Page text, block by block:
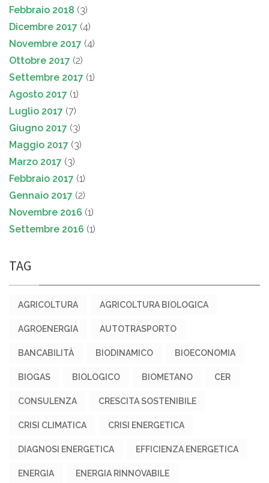
Febbraio 2018 (3)
Dicembre 2017 (4)
Novembre 2017 (4)
Ottobre 2017 (2)
Settembre 2017 (1)
Agosto 2017 (1)
Luglio 2017 (7)
Giugno 2017 (3)
Maggio 2017 (3)
Marzo 2017 (3)
Febbraio 2017 (1)
Gennaio 2017 (2)
Novembre 2016 (1)
Settembre 2016 (1)
TAG
AGRICOLTURA AGRICOLTURA BIOLOGICA
AGROENERGIA AUTOTRASPORTO
BANCABILITÀ BIODINAMICO BIOECONOMIA
BIOGAS BIOLOGICO BIOMETANO CER
CONSULENZA CRESCITA SOSTENIBILE
CRISI CLIMATICA CRISI ENERGETICA
DIAGNOSI ENERGETICA EFFICIENZA ENERGETICA
ENERGIA ENERGIA RINNOVABILE